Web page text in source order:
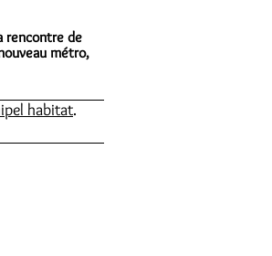
rencontre de
métro,
habitat.